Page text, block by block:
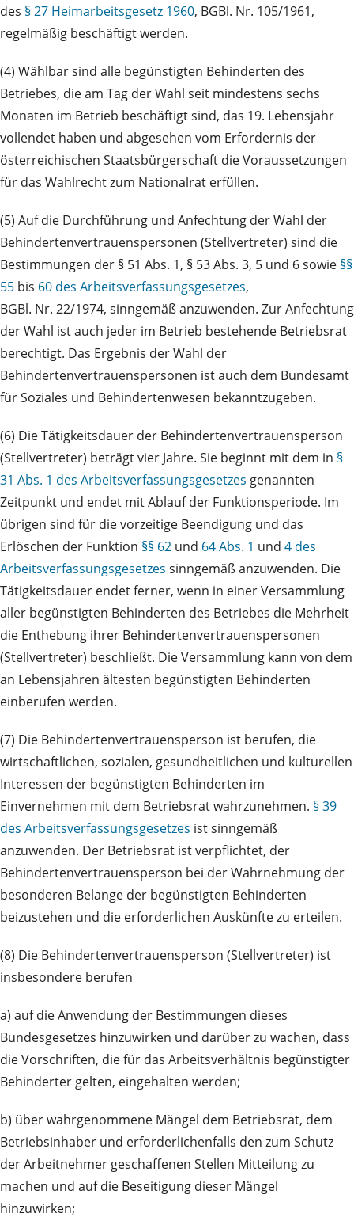
des § 27 Heimarbeitsgesetz 1960, BGBl. Nr. 105/1961,
regelmäßig beschäftigt werden.
(4) Wählbar sind alle begünstigten Behinderten des
Betriebes, die am Tag der Wahl seit mindestens sechs
Monaten im Betrieb beschäftigt sind, das 19. Lebensjahr
vollendet haben und abgesehen vom Erfordernis der
österreichischen Staatsbürgerschaft die Voraussetzungen
für das Wahlrecht zum Nationalrat erfüllen.
(5) Auf die Durchführung und Anfechtung der Wahl der
Behindertenvertrauenspersonen (Stellvertreter) sind die
Bestimmungen der § 51 Abs. 1, § 53 Abs. 3, 5 und 6 sowie §§
55 bis 60 des Arbeitsverfassungsgesetzes,
BGBl. Nr. 22/1974, sinngemäß anzuwenden. Zur Anfechtung
der Wahl ist auch jeder im Betrieb bestehende Betriebsrat
berechtigt. Das Ergebnis der Wahl der
Behindertenvertrauenspersonen ist auch dem Bundesamt
für Soziales und Behindertenwesen bekanntzugeben.
(6) Die Tätigkeitsdauer der Behindertenvertrauensperson
(Stellvertreter) beträgt vier Jahre. Sie beginnt mit dem in §
31 Abs. 1 des Arbeitsverfassungsgesetzes genannten
Zeitpunkt und endet mit Ablauf der Funktionsperiode. Im
übrigen sind für die vorzeitige Beendigung und das
Erlöschen der Funktion §§ 62 und 64 Abs. 1 und 4 des
Arbeitsverfassungsgesetzes sinngemäß anzuwenden. Die
Tätigkeitsdauer endet ferner, wenn in einer Versammlung
aller begünstigten Behinderten des Betriebes die Mehrheit
die Enthebung ihrer Behindertenvertrauenspersonen
(Stellvertreter) beschließt. Die Versammlung kann von dem
an Lebensjahren ältesten begünstigten Behinderten
einberufen werden.
(7) Die Behindertenvertrauensperson ist berufen, die
wirtschaftlichen, sozialen, gesundheitlichen und kulturellen
Interessen der begünstigten Behinderten im
Einvernehmen mit dem Betriebsrat wahrzunehmen. § 39
des Arbeitsverfassungsgesetzes ist sinngemäß
anzuwenden. Der Betriebsrat ist verpflichtet, der
Behindertenvertrauensperson bei der Wahrnehmung der
besonderen Belange der begünstigten Behinderten
beizustehen und die erforderlichen Auskünfte zu erteilen.
(8) Die Behindertenvertrauensperson (Stellvertreter) ist
insbesondere berufen
a) auf die Anwendung der Bestimmungen dieses
Bundesgesetzes hinzuwirken und darüber zu wachen, dass
die Vorschriften, die für das Arbeitsverhältnis begünstigter
Behinderter gelten, eingehalten werden;
b) über wahrgenommene Mängel dem Betriebsrat, dem
Betriebsinhaber und erforderlichenfalls den zum Schutz
der Arbeitnehmer geschaffenen Stellen Mitteilung zu
machen und auf die Beseitigung dieser Mängel
hinzuwirken;